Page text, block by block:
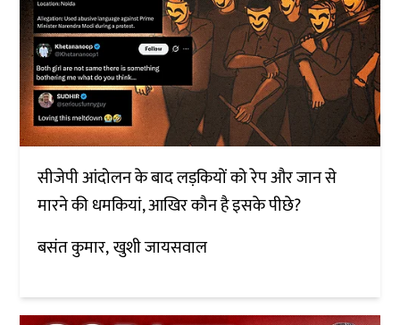
सीजेपी आंदोलन के बाद लड़कियों को रेप और जान से
मारने की धमकियां, आखिर कौन है इसके पीछे?
बसंत कुमार खुशी जायसवाल